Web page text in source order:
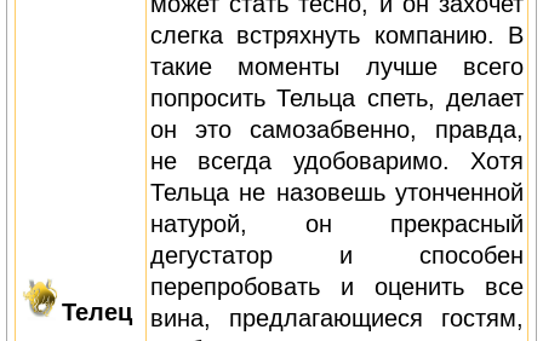
Телец
слегка встряхнуть компанию. В
такие моменты лучше всего
попросить Тельца спеть, делает
он это самозабвенно, правда,
не всегда удобоваримо. Хотя
Тельца не назовешь утонченной
натурой, он прекрасный
дегустатор и способен
перепробовать и оценить все
вина, предлагающиеся гостям,